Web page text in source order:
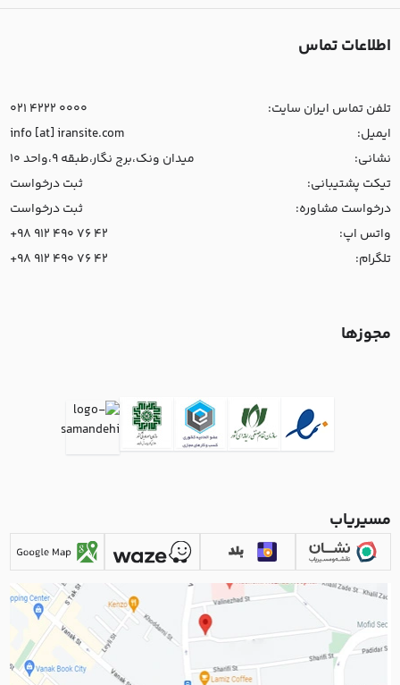
اطلاعات تماس
تلفن تماس ایران سایت:
021 4222 0000
ایمیل:
info [at] iransite.com
نشانی:
میدان ونک،برج نگار،طبقه 9،واحد 10
تیکت پشتیبانی:
ثبت درخواست
درخواست مشاوره:
ثبت درخواست
واتس اپ:
+98 912 490 76 42
تلگرام:
+98 912 490 76 42
مجوزها
مسیریاب